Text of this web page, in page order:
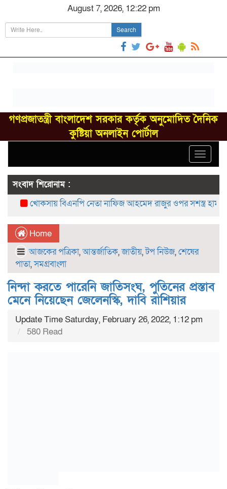
August 7, 2026, 12:22 pm
Search
গণপ্রজাতন্ত্রী বাংলাদেশ সরকার কর্তৃক অনুমোদিত দৈনিক
কুষ্টিয়া অনলাইন পোর্টাল
Toggle
সংবাদ শিরোনাম :
খোকসায় বিএনপি নেতা নাফিজ আহমেদ রাজুর ওপর সশস্ত্র হামলা,
Home
আজকের পত্রিকা,আন্তর্জাতিক,জাতীয়,টপ নিউজ,শেষের
পাতা,সমগ্রবাংলা
নিন্দা করতে পারেনি জাতিসংঘ, পুতিনের প্রস্তাব
মেনে নিয়েছেন জেলেনস্কি, দাবি রাশিয়ার
Update Time Saturday, February 26, 2022, 1:12 pm
580 Read